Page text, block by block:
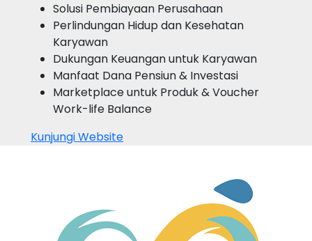
Solusi Pembiayaan Perusahaan
Perlindungan Hidup dan Kesehatan
Karyawan
Dukungan Keuangan untuk Karyawan
Manfaat Dana Pensiun & Investasi
Marketplace untuk Produk & Voucher
Work-life Balance
Kunjungi Website